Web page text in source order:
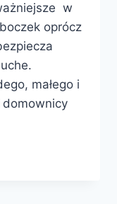
w
oprócz
małego i